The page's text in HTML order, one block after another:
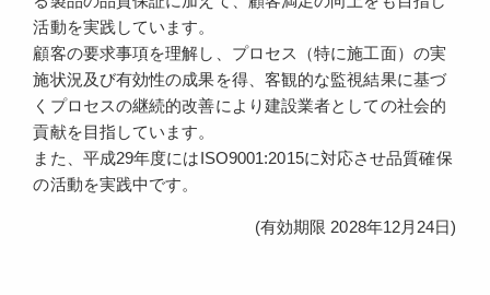
活動を実践しています。
顧客の要求事項を理解し、プロセス（特に施工面）の実
施状況及び有効性の成果を得、客観的な監視結果に基づ
くプロセスの継続的改善により建設業者としての社会的
貢献を目指しています。
また、平成29年度にはISO9001:2015に対応させ品質確保
の活動を実践中です。
(有効期限 2028年12月24日)